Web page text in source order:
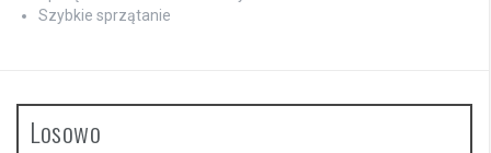
Szybkie sprzątanie
Losowo